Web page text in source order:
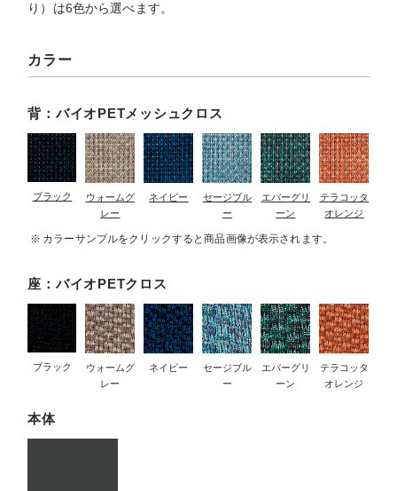
り）は6色から選べます。
カラー
背：バイオPETメッシュクロス
ブラック
ウォームグ
レー
ネイビー
セージブル
ー
エバーグリ
ーン
テラコッタ
オレンジ
カラーサンプルをクリックすると商品画像が表示されます。
座：バイオPETクロス
ブラック
ウォームグ
レー
ネイビー
セージブル
ー
エバーグリ
ーン
テラコッタ
オレンジ
本体